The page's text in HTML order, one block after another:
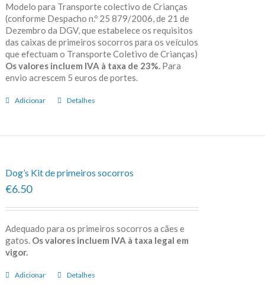
Modelo para Transporte colectivo de Crianças
(conforme Despacho n.º 25 879/2006, de 21 de
Dezembro da DGV, que estabelece os requisitos
das caixas de primeiros socorros para os veículos
que efectuam o Transporte Coletivo de Crianças)
Os valores incluem IVA à taxa de 23%. Para
envio acrescem 5 euros de portes.
Adicionar Detalhes
Dog’s Kit de primeiros socorros
€6.50
Adequado para os primeiros socorros a cães e
gatos. Os valores incluem IVA à taxa legal em
vigor.
Adicionar Detalhes